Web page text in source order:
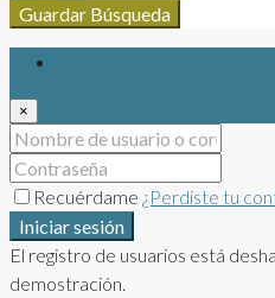
Guardar Búsqueda
×
Recuérdame ¿Perdiste tu
Iniciar sesión
El registro de usuarios está
demostración.